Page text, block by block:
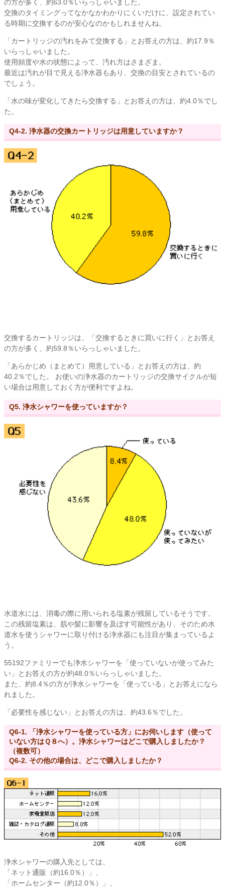
の方が多く、約63.0％いらっしゃいました。
交換のタイミングってなかなかわかりにくいだけに、設定されてい
る時期に交換するのが安心なのかもしれませんね。
「カートリッジの汚れをみて交換する」とお答えの方は、約17.9％
いらっしゃいました。
使用頻度や水の状態によって、汚れ方はさまざま。
最近は汚れが目で見える浄水器もあり、交換の目安とされているの
でしょう。
「水の味が変化してきたら交換する」とお答えの方は、約4.0％でし
た。
Q4-2. 浄水器の交換カートリッジは用意していますか？
交換するカートリッジは、「交換するときに買いに行く」とお答え
の方が多く、約59.8％いらっしゃいました。
「あらかじめ（まとめて）用意している」とお答えの方は、約
40.2％でした。 お使いの浄水器のカートリッジの交換サイクルが短
い場合は用意しておく方が便利ですよね。
Q5. 浄水シャワーを使っていますか？
水道水には、消毒の際に用いられる塩素が残留しているそうです。
この残留塩素は、肌や髪に影響を及ぼす可能性があり、そのため水
道水を使うシャワーに取り付ける浄水器にも注目が集まっているよ
う。
55192ファミリーでも浄水シャワーを「使っていないが使ってみた
い」とお答えの方が約48.0％いらっしゃいました。
また、約8.4％の方が浄水シャワーを「使っている」とお答えになら
れました。
「必要性を感じない」とお答えの方は、約43.6％でした。
Q6-1. 「浄水シャワーを使っている方」にお伺いします（使って
いない方はＱ８へ）。浄水シャワーはどこで購入しましたか？
（複数可）
Q6-2. その他の場合は、どこで購入しましたか？
浄水シャワーの購入先としては、
「ネット通販（約16.0％）」、
「ホームセンター（約12.0％）」、